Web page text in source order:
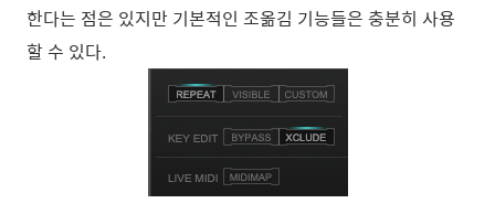
한다는 점은 있지만 기본적인 조옮김 기능들은 충분히 사용
할 수 있다.